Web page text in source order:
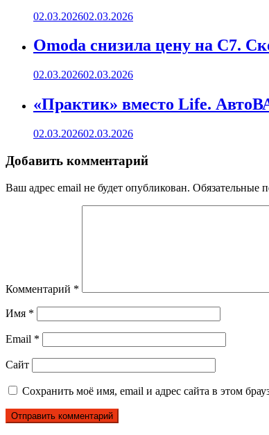
02.03.202602.03.2026
Omoda снизила цену на C7.
02.03.202602.03.2026
«Практик» вместо Life.
02.03.202602.03.2026
Добавить комментарий
Ваш адрес email не будет опубликован. Обязательные
Комментарий *
Имя *
Email *
Сайт
Сохранить моё имя, email и адрес сайта в этом